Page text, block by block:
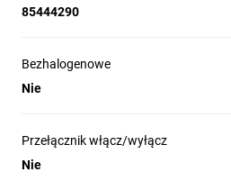
85444290
Bezhalogenowe
Nie
Przełącznik włącz/wyłącz
Nie